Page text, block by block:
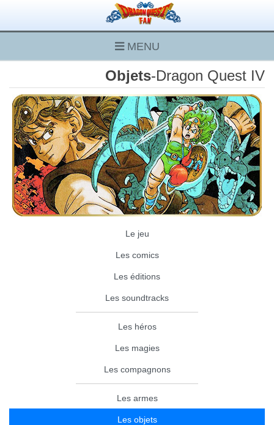
MENU
Objets-Dragon Quest IV
Le jeu
Les comics
Les éditions
Les soundtracks
Les héros
Les magies
Les compagnons
Les armes
Les objets